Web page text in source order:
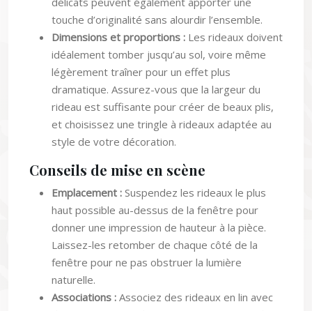
touche d’originalité sans alourdir l’ensemble.
Dimensions et proportions :Les rideaux doivent
idéalement tomber jusqu’au sol, voire même
légèrement traîner pour un effet plus
dramatique. Assurez-vous que la largeur du
rideau est suffisante pour créer de beaux plis,
et choisissez une tringle à rideaux adaptée au
style de votre décoration.
haut possible au-dessus de la fenêtre pour
donner une impression de hauteur à la pièce.
Laissez-les retomber de chaque côté de la
fenêtre pour ne pas obstruer la lumière
naturelle.
Associations :
des coussins en velours pour un contraste de